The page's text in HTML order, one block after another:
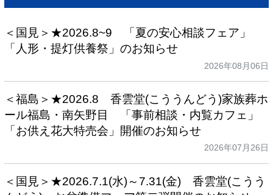
＜国見＞★2026.8~9 「夏の安心相談フェア」
「人形・提灯供養祭」のお知らせ
2026年08月06日
＜福島＞★2026.8 香雲堂(こううんどう)家族葬ホ
ール福島・南矢野目 「事前相談・内覧カフェ」
「お供え花大特売会」開催のお知らせ
2026年07月26日
＜国見＞★2026.7.1(水)～7.31(金) 香雲堂(こうう